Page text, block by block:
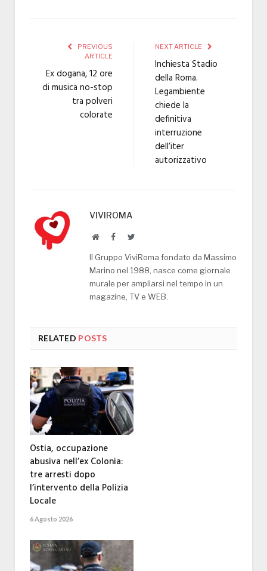
PREVIOUS
ARTICLE
Ex dogana, 12 ore
di musica no-stop
tra polveri
colorate
NEXT ARTICLE
Inchiesta Stadio
della Roma.
Legambiente
chiede la
definitiva
interruzione
dell’iter
autorizzativo
VIVIROMA
WebsiteFacebookTwitter
Il Gruppo ViviRoma fondato da Massimo
Marino nel 1988, nasce come giornale
murale per ampliarsi nel tempo in un
magazine, TV e WEB.
RELATED POSTS
Ostia, occupazione
abusiva nell’ex Colonia:
tre arresti dopo
l’intervento della Polizia
Locale
6 Agosto 2026